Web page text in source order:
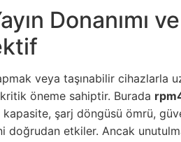
Donanımı
veya taşınabilir
öneme sahiptir. Burada
şarj döngüsü ömrü,
doğrudan etkiler. Ancak